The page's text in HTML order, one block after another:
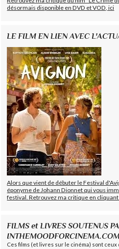
désormais disponible en DVD et VOD, ici
LE FILM EN LIEN AVEC
Alors que vient de débuter le Festival
éponyme de Johann Dionnet qui vous
festival. Retrouvez ma critique en cliquant
FILMS et LIVRES SOUTENUS
Ces films (et livres sur le cinéma) sont